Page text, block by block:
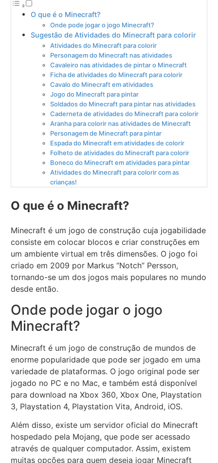
O que é o Minecraft?
Onde pode jogar o jogo Minecraft?
Sugestão de Atividades do Minecraft para colorir
Atividades do Minecraft para colorir
Personagem do Minecraft nas atividades
Cavaleiro nas atividades de pintar o Minecraft
Ficha de atividades do Minecraft para colorir
Cavalo do Minecraft em atividades
Jogo do Minecraft para pintar
Soldados do Minecraft para pintar nas atividades
Caderneta de atividades do Minecraft para colorir
Aranha para colorir nas atividades de Minecraft
Personagem de Minecraft para pintar
Espada do Minecraft em atividades de colorir
Folheto de atividades do Minecraft para colorir
Boneco do Minecraft em atividades para pintar
Atividades do Minecraft para colorir com as
crianças!
O que é o Minecraft?
Minecraft é um jogo de construção cuja jogabilidade
consiste em colocar blocos e criar construções em
um ambiente virtual em três dimensões. O jogo foi
criado em 2009 por Markus “Notch” Persson,
tornando-se um dos jogos mais populares no mundo
desde então.
Onde pode jogar o jogo
Minecraft?
Minecraft é um jogo de construção de mundos de
enorme popularidade que pode ser jogado em uma
variedade de plataformas. O jogo original pode ser
jogado no PC e no Mac, e também está disponível
para download na Xbox 360, Xbox One, Playstation
3, Playstation 4, Playstation Vita, Android, iOS.
Além disso, existe um servidor oficial do Minecraft
hospedado pela Mojang, que pode ser acessado
através de qualquer computador. Assim, existem
muitas opções para quem deseja jogar Minecraft